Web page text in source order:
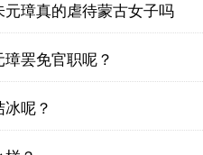
璋真的虐待蒙古女子吗
罢免官职呢？
呢？